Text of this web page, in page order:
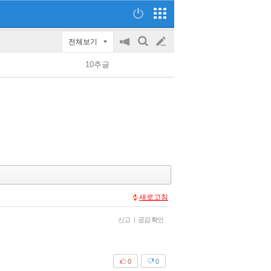
전체보기
공
on/off
검
글
쓰
10추글
새로고침
신고 | 공감 확인
0
0